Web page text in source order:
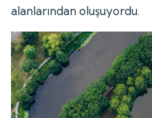
alanlarından oluşuyordu.